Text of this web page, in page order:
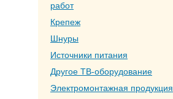
работ
Крепеж
Шнуры
Источники питания
Другое ТВ-оборудование
Электромонтажная продукция